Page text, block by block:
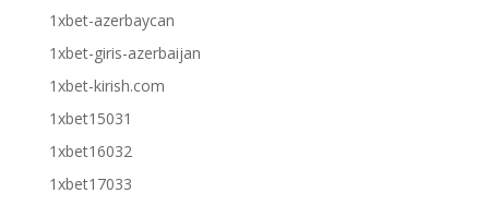
1xbet-azerbaycan
1xbet-giris-azerbaijan
1xbet-kirish.com
1xbet15031
1xbet16032
1xbet17033